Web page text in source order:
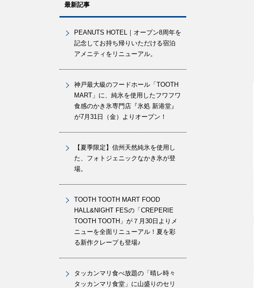
最新記事
PEANUTS HOTEL｜オープン8周年を
記念してお持ち帰りいただける宿泊
アメニティをリニューアル。
神戸最大級のフードホール「TOOTH
MART」に、純氷を使用したフワフワ
食感のかき氷専門店『氷処 新港堂』
が7月31日（金）よりオープン！
【夏季限定】信州天然純氷を使用し
た、フォトジェニックなかき氷が登
場。
TOOTH TOOTH MART FOOD
HALL&NIGHT FESの「CREPERIE
TOOTH TOOTH」が７月30日よりメ
ニューを全面リニューアル！夏を彩
る新作クレープも登場♪
タッカンマリ食べ放題の「晴レ時々
タッカンマリ食堂」に山盛りのセリ